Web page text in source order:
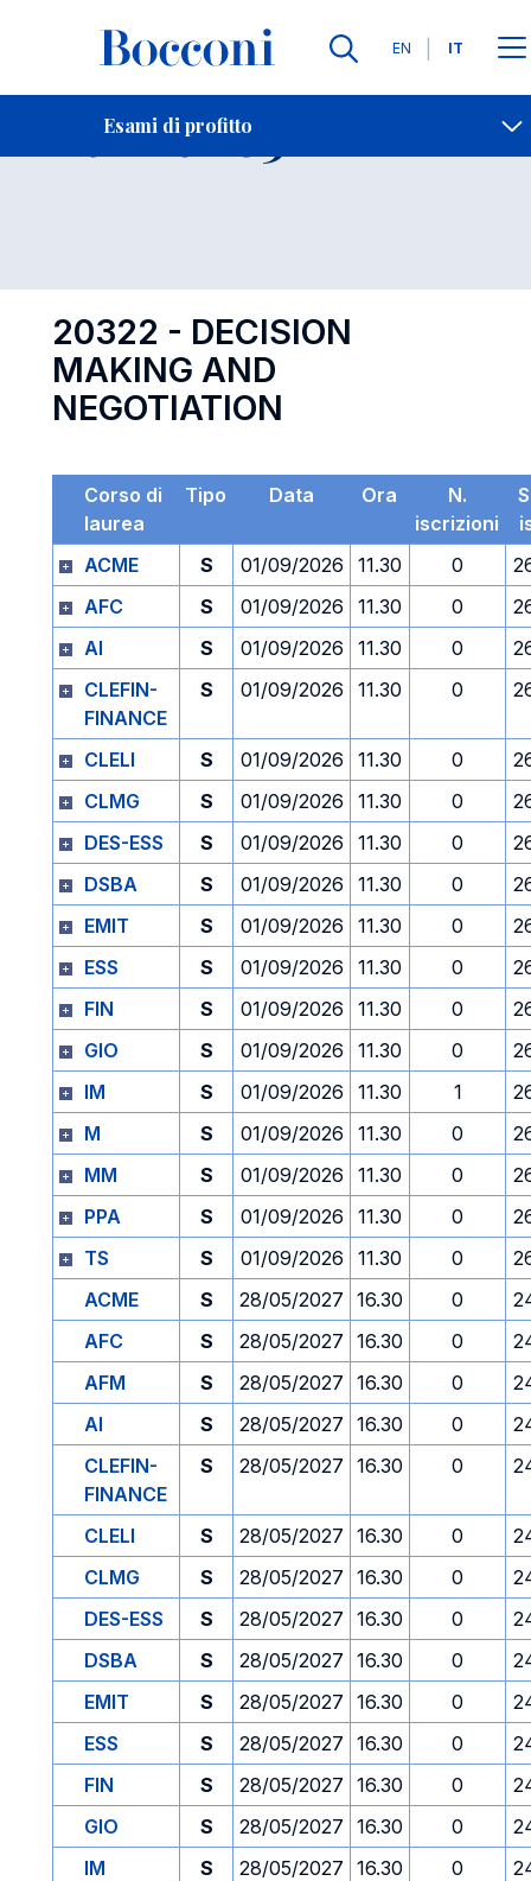
Lingue
EN IT
Esami di profitto
Contatti
Esame 20322 Open
20322 - DECISION
MAKING AND
NEGOTIATION
Corso di
laurea
Tipo Data Ora
N.
iscrizioni
ACME
S 01/09/2026 11.30 0
AFC
S 01/09/2026 11.30 0
AI
S 01/09/2026 11.30 0
CLEFIN-
FINANCE
S 01/09/2026 11.30 0
CLELI S 01/09/2026 11.30 0
CLMG
S 01/09/2026 11.30 0
DES-ESS
S 01/09/2026 11.30 0
DSBA
S 01/09/2026 11.30 0
EMIT
S 01/09/2026 11.30 0
ESS
S 01/09/2026 11.30 0
FIN
S 01/09/2026 11.30 0
GIO
S 01/09/2026 11.30 0
IM
S 01/09/2026 11.30 1
M
S 01/09/2026 11.30 0
MM
S 01/09/2026 11.30 0
PPA
S 01/09/2026 11.30 0
TS
S 01/09/2026 11.30 0
ACME
S 28/05/2027 16.30 0
AFC
S 28/05/2027 16.30 0
AFM
S 28/05/2027 16.30 0
AI
S 28/05/2027 16.30 0
CLEFIN-
FINANCE
S 28/05/2027 16.30 0
CLELI S 28/05/2027 16.30 0
CLMG
S 28/05/2027 16.30 0
DES-ESS
S 28/05/2027 16.30 0
DSBA
S 28/05/2027 16.30 0
EMIT
S 28/05/2027 16.30 0
ESS
S 28/05/2027 16.30 0
FIN
S 28/05/2027 16.30 0
GIO
S 28/05/2027 16.30 0
IM
S 28/05/2027 16.30 0